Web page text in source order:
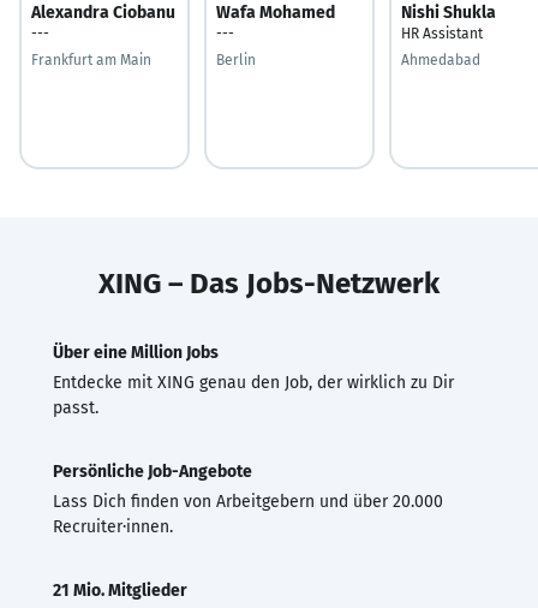
Alexandra Ciobanu
---
Frankfurt am Main
Wafa Mohamed
---
Berlin
Nishi Shukla
HR Assistant
Ahmedabad
XING – Das Jobs-Netzwerk
Über eine Million Jobs
Entdecke mit XING genau den Job, der wirklich zu Dir
passt.
Persönliche Job-Angebote
Lass Dich finden von Arbeitgebern und über 20.000
Recruiter·innen.
21 Mio. Mitglieder